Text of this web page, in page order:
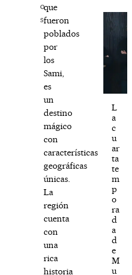
o
s
que
fueron
poblados
por
los
Sami,
es
un
destino
mágico
con
características
geográficas
únicas.
La
región
cuenta
con
una
rica
historia
L
a
c
u
ar
ta
te
m
p
o
ra
d
a
d
e
M
u